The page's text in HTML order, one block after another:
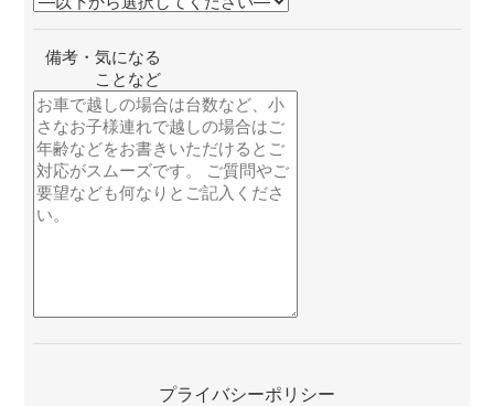
備考・気になる
ことなど
プライバシーポリシー